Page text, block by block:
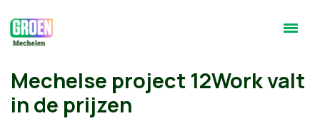
Mechelse project 12Work valt
in de prijzen